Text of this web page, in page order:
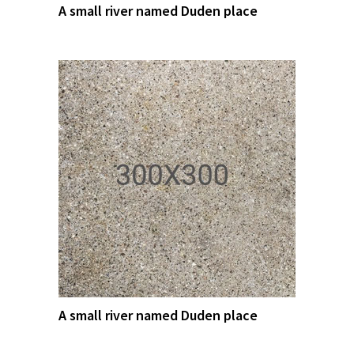
A small river named Duden place
A small river named Duden place